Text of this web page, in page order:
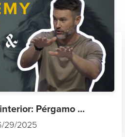
Pérgamo ...
29/2025